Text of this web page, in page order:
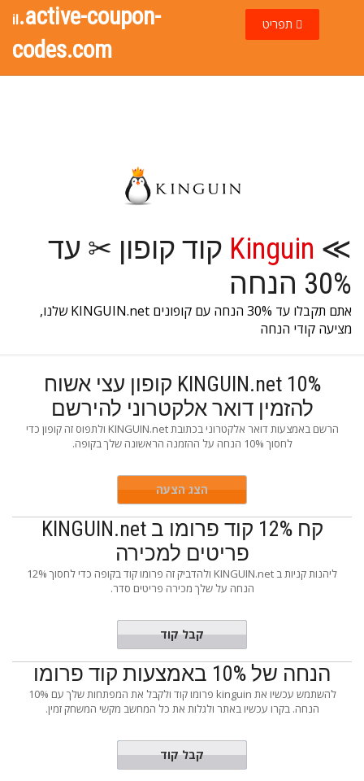
il.active-coupon-
codes.com
תפריט
≫
Kinguin קוד קופון ✂ עד
30% הנחה
אתם תקבלו עד 30% הנחה עם קופונים KINGUIN.net שלנו,
מציעה קודי הנחה
KINGUIN.net 10% קופון עצי אשוח
להזמין דואר אלקטרוני להירשם
הרשם באמצעות דואר אלקטרוני בכתובת KINGUIN.net ולתפוס זה קופון כדי
לחסוך 10% הנחה על ההזמנה הראשונה שלך בקופה.
הצג הצעה
קח 12% קוד פרומו ב KINGUIN.net
פריטים למכירה
ליהנות קניות ב KINGUIN.net ולהדביק זה פרומו קוד בקופה כדי לחסוך 12%
הנחה על שלך מכירה פריטים סדר.
UM12MERקבל קוד
הנחה של 10% באמצעות קוד פרומו
להשתמש עכשיו את kinguin פרומו קוד ולקבל את המפתחות שלך עם 10%
הנחה. בקרו עכשיו באתר ולגלות את כל המחשב מקשי המשחק זמין.
CHEAPERקבל קוד